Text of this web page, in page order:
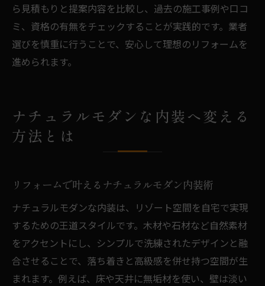
ら見積もりと提案内容を比較し、過去の施工事例や口コ
ミ、資格の有無をチェックすることが実践的です。業者
選びを慎重に行うことで、安心して理想のリフォームを
進められます。
ナチュラルモダンな内装へ変える
方法とは
リフォームで叶えるナチュラルモダン内装術
ナチュラルモダンな内装は、リゾート空間を自宅で実現
するための王道スタイルです。木材や石材など自然素材
をアクセントにし、シンプルで洗練されたデザインと融
合させることで、落ち着きと高級感を併せ持つ空間が生
まれます。例えば、床や天井に無垢材を使い、壁は淡い